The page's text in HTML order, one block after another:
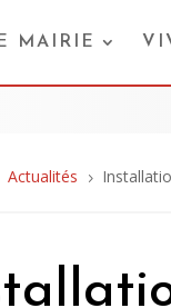
MAIRIE
Actualités 5